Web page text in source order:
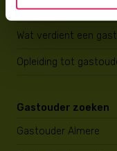
Gastouder worden
Wat verdient een
Opleiding tot
Gastouder zoeken
Gastouder Almere